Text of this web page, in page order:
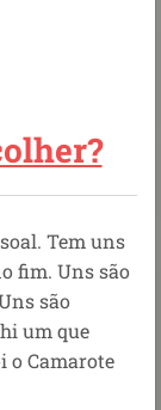
Tem uns
fim. Uns são
são
um que
o Camarote